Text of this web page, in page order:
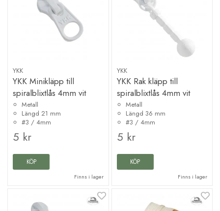
YKK
YKK Minikläpp till
spiralblixtlås 4mm vit
Metall
Längd 21 mm
#3 / 4mm
5 kr
KÖP
Finns i lager
YKK
YKK Rak kläpp till
spiralblixtlås 4mm vit
Metall
Längd 36 mm
#3 / 4mm
5 kr
KÖP
Finns i lager